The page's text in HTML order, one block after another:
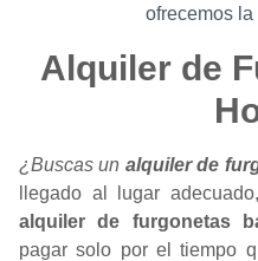
ofrecemos
Alquiler de
¿Buscas un alquiler de
llegado al lugar
alquiler de furgonetas
pagar solo por el tiempo